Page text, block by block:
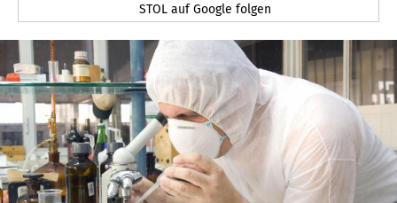
STOL auf Google folgen